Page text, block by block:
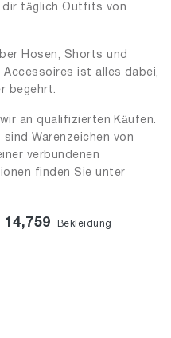
dir täglich Outfits von
Hosen, Shorts und
Accessoires ist alles dabei,
begehrt.
an qualifizierten Käufen.
Warenzeichen von
verbundenen
finden Sie unter
14,759 Bekleidung